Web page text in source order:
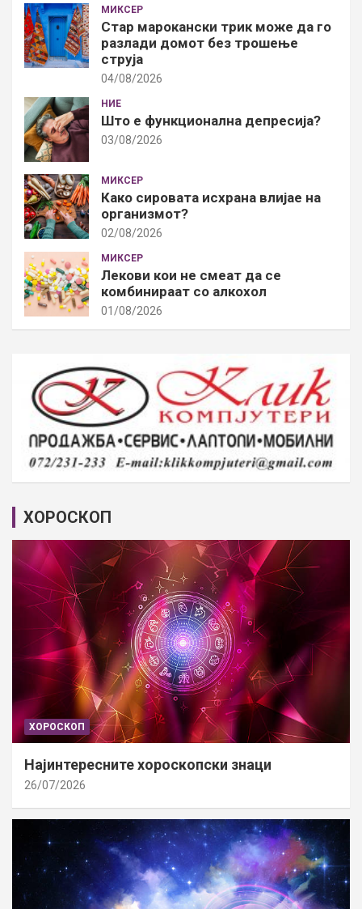
МИКСЕР
Стар марокански трик може да го
разлади домот без трошење
струја
04/08/2026
НИЕ
Што е функционална депресија?
03/08/2026
МИКСЕР
Како сировата исхрана влијае на
организмот?
02/08/2026
МИКСЕР
Лекови кои не смеат да се
комбинираат со алкохол
01/08/2026
ХОРОСКОП
ХОРОСКОП
Најинтересните хороскопски знаци
26/07/2026